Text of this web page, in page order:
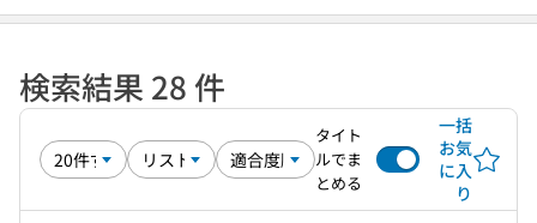
検索結果 28 件
タイト
ルでま
とめる
一括
お気
に入
り